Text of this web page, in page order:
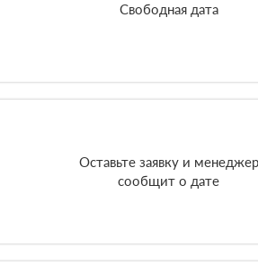
Свободная дата
Оставьте заявку и менеджер
сообщит о дате